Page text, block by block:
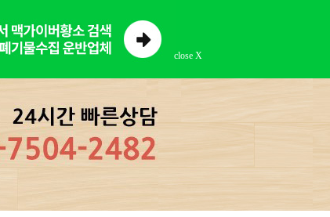
close X